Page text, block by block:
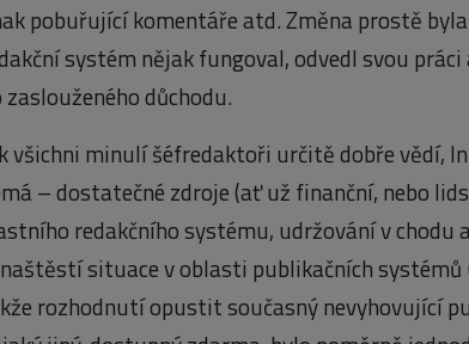
pobuřující komentáře atd. Změna prostě
systém nějak fungoval, odvedl svou práci
zaslouženého důchodu.
všichni minulí šéfredaktoři určitě dobře vědí,
– dostatečné zdroje (ať už finanční, nebo
redakčního systému, udržování v chodu
situace v oblasti publikačních systémů
rozhodnutí opustit současný nevyhovující